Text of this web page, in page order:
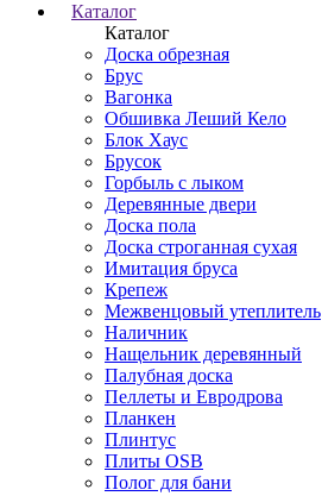
Каталог
Каталог
Доска обрезная
Брус
Вагонка
Обшивка Леший Кело
Блок Хаус
Брусок
Горбыль с лыком
Деревянные двери
Доска пола
Доска строганная сухая
Имитация бруса
Крепеж
Межвенцовый утеплитель
Наличник
Нащельник деревянный
Палубная доска
Пеллеты и Евродрова
Планкен
Плинтус
Плиты OSB
Полог для бани